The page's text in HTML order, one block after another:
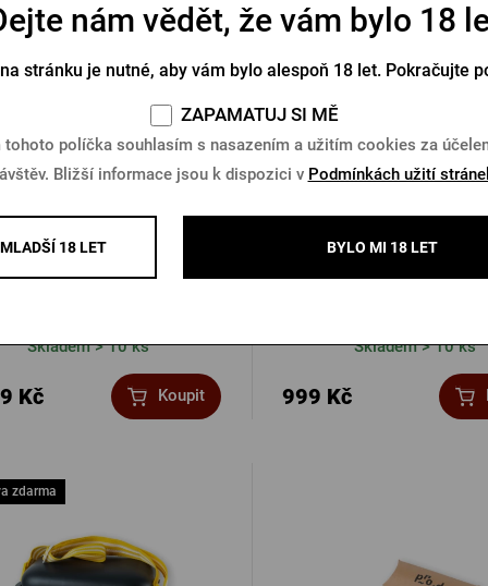
Skladem > 10 ks
Kč Koupit
Skladem > 10 ks
999 Kč
zdarma
nám vědět, že vám bylo 18
stránku je nutné, aby vám bylo alespoň 18 let. Pokračujte
ZAPAMATUJ SI MĚ
tohoto políčka souhlasím s nasazením a užitím cookies za
Bližší informace jsou k dispozici v Podmínkách užití
18 LET BYLO MI 18 LET